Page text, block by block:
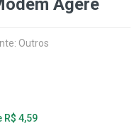
Agere
Outros
4,59